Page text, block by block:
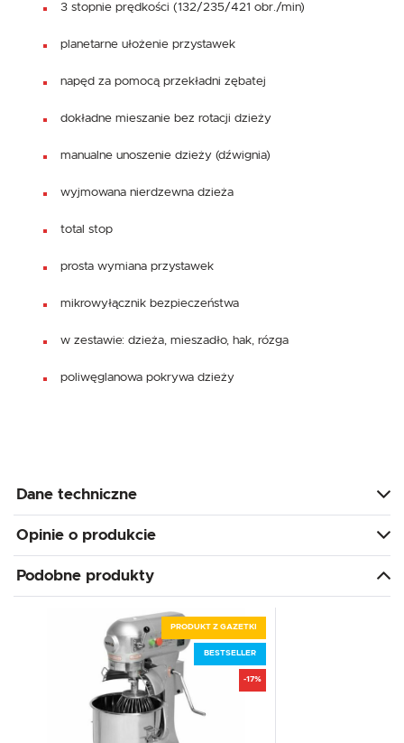
3 stopnie prędkości (132/235/421 obr./min)
planetarne ułożenie przystawek
napęd za pomocą przekładni zębatej
dokładne mieszanie bez rotacji dzieży
manualne unoszenie dzieży (dźwignia)
wyjmowana nierdzewna dzieża
total stop
prosta wymiana przystawek
mikrowyłącznik bezpieczeństwa
w zestawie: dzieża, mieszadło, hak, rózga
poliwęglanowa pokrywa dzieży
Dane techniczne
Opinie o produkcie
Podobne produkty
PRODUKT Z GAZETKI
BESTSELLER
-17%